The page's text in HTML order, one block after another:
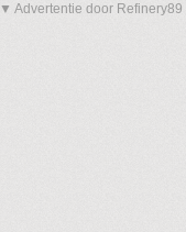
▼ Advertentie door Refinery89